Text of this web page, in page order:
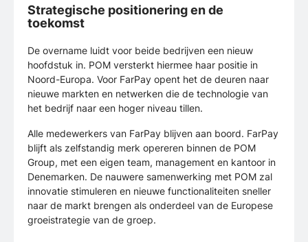
Strategische positionering en de
toekomst
De overname luidt voor beide bedrijven een nieuw
hoofdstuk in. POM versterkt hiermee haar positie in
Noord-Europa. Voor FarPay opent het de deuren naar
nieuwe markten en netwerken die de technologie van
het bedrijf naar een hoger niveau tillen.
Alle medewerkers van FarPay blijven aan boord. FarPay
blijft als zelfstandig merk opereren binnen de POM
Group, met een eigen team, management en kantoor in
Denemarken. De nauwere samenwerking met POM zal
innovatie stimuleren en nieuwe functionaliteiten sneller
naar de markt brengen als onderdeel van de Europese
groeistrategie van de groep.